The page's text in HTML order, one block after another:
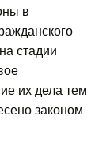
в
стадии
их дела тем
законом